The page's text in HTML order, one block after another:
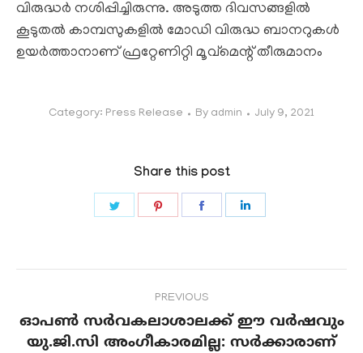
വിരുദ്ധർ നശിപ്പിച്ചിരുന്നു. അടുത്ത ദിവസങ്ങളിൽ
കൂടുതൽ കാമ്പസുകളിൽ മോഡി വിരുദ്ധ ബാനറുകൾ
ഉയർത്താനാണ് ഫ്രറ്റേണിറ്റി മൂവ്മെന്റ് തീരുമാനം
Category: Press Release By admin July 9, 2021
Share this post
Share
Share
navigation
PREVIOUS
Previous
ഓപണ്‍ സര്‍വകലാശാലക്ക് ഈ വര്‍ഷവും
യു.ജി.സി അംഗീകാരമില്ല: സര്‍ക്കാരാണ്